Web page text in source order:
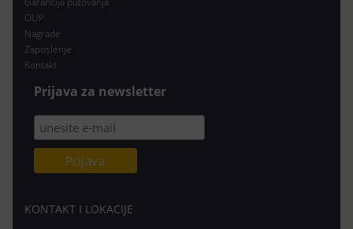
OUP
Nagrade
Zaposlenje
Kontakt
Prijava za newsletter
KONTAKT I LOKACIJE